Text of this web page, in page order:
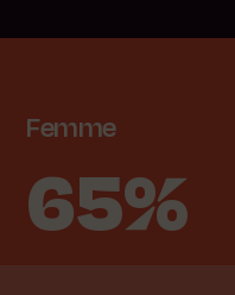
Femme
65%